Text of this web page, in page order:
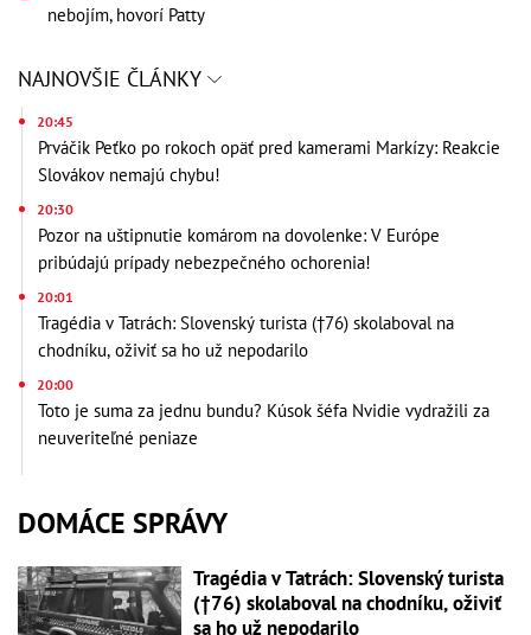
nebojím, hovorí Patty
NAJNOVŠIE ČLÁNKY
20:45
Prváčik Peťko po rokoch opäť pred kamerami Markízy: Reakcie
Slovákov nemajú chybu!
20:30
Pozor na uštipnutie komárom na dovolenke: V Európe
pribúdajú prípady nebezpečného ochorenia!
20:01
Tragédia v Tatrách: Slovenský turista (†76) skolaboval na
chodníku, oživiť sa ho už nepodarilo
20:00
Toto je suma za jednu bundu? Kúsok šéfa Nvidie vydražili za
neuveriteľné peniaze
DOMÁCE SPRÁVY
Tragédia v Tatrách: Slovenský turista
(†76) skolaboval na chodníku, oživiť
sa ho už nepodarilo